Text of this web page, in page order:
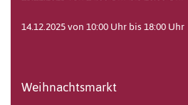
14.12.2025 von 10:00 Uhr bis 18:00 Uhr
Weihnachtsmarkt